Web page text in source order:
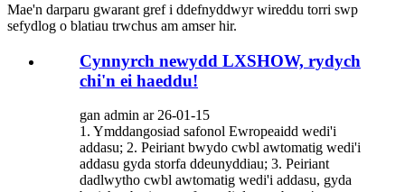
Mae'n darparu gwarant gref i ddefnyddwyr wireddu torri swp
sefydlog o blatiau trwchus am amser hir.
Cynnyrch newydd LXSHOW, rydych
chi'n ei haeddu!
gan admin ar 26-01-15
1. Ymddangosiad safonol Ewropeaidd wedi'i
addasu; 2. Peiriant bwydo cwbl awtomatig wedi'i
addasu gyda storfa ddeunyddiau; 3. Peiriant
dadlwytho cwbl awtomatig wedi'i addasu, gyda